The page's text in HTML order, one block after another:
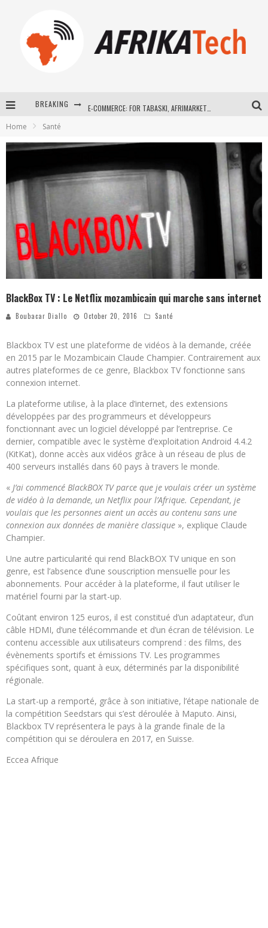
BREAKING
How Technology Has Changed Sports
Home Santé
BlackBox TV : Le Netflix mozambicain qui marche sans internet
Boubacar Diallo October 20, 2016 Santé
Blackbox TV est une plateforme de vidéos à la demande, créée
en 2015 par le Mozambicain Claude Champier. Contrairement aux
autres plateformes de ce genre, Blackbox TV fonctionne sans
connexion internet.
La plateforme utilise, à la place d’internet, des extensions
développées par des programmeurs et développeurs
fonctionnant avec un logiciel développé par l’entreprise. Ce
dernier, compatible avec le système d’exploitation Android 4.4.2
(KitKat), donne accès aux vidéos grâce à un réseau de plus de
400 serveurs installés dans 60 pays à travers le monde.
« J’ai commencé BlackBOX TV parce que je voulais créer un système
de vidéo à la demande, un Netflix pour l’Afrique. Cependant, je
voulais que les personnes aient un accès au contenu sans une
connexion aux données de manière classique », explique Claude
Champier.
Une autre particularité qui rend BlackBOX TV unique en son
genre, est l’absence d’une souscription mensuelle pour les
abonnements. Pour accéder à la plateforme, il faut utiliser le
matériel fourni par la start-up.
Coûtant environ 125 euros, il est constitué d’un adaptateur, d’un
câble HDMI, d’une télécommande et d’un écran de télévision. Le
contenu accessible aux utilisateurs comprend : des films, des
évènements sportifs et émissions TV. Les programmes
spécifiques sont, quant à eux, déterminés par la disponibilité
régionale.
La start-up a remporté, grâce à son initiative, l’étape nationale de
la compétition Seedstars qui s’est déroulée à Maputo. Ainsi,
Blackbox TV représentera le pays à la grande finale de la
compétition qui se déroulera en 2017, en Suisse.
Eccea Afrique